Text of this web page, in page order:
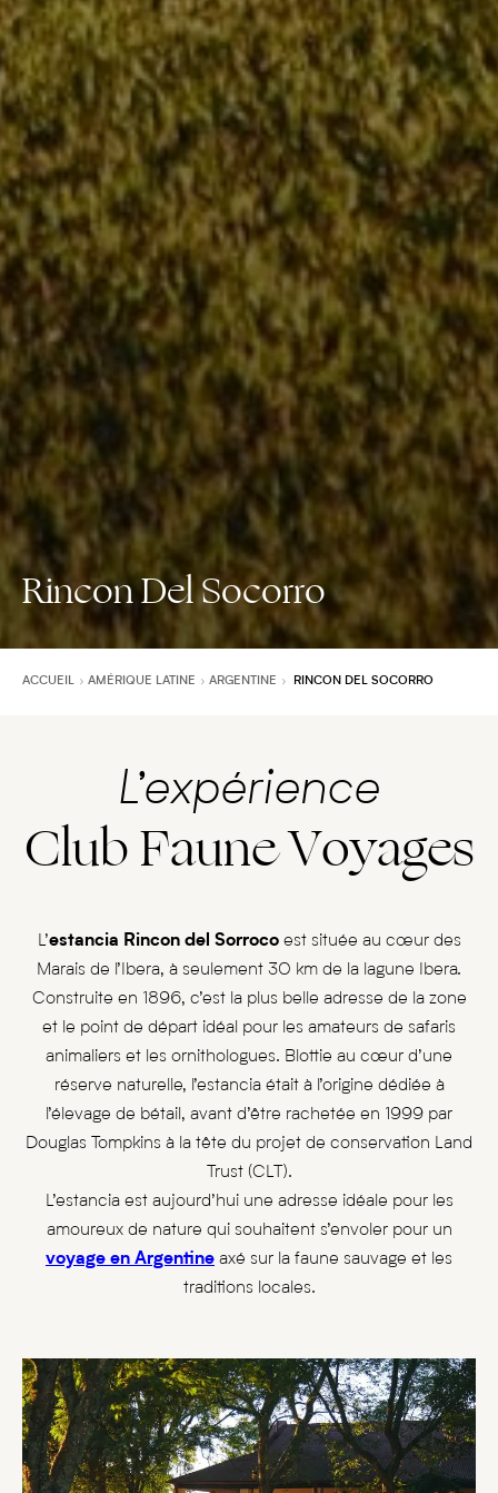
Rincon Del Socorro
ACCUEIL AMÉRIQUE LATINE ARGENTINE RINCON DEL SOCORRO
L’expérience
Club Faune Voyages
L’estancia Rincon del Sorrocoest située au cœur des
Marais de l’Ibera, à seulement 30 km de la lagune Ibera.
Construite en 1896, c’est la plus belle adresse de la zone
et le point de départ idéal pour les amateurs de safaris
animaliers et les ornithologues. Blottie au cœur d’une
réserve naturelle, l’estancia était à l’origine dédiée à
l’élevage de bétail, avant d’être rachetée en 1999 par
Douglas Tompkins à la tête du projet de conservation Land
Trust (CLT).
L’estancia est aujourd’hui une adresse idéale pour les
amoureux de nature qui souhaitent s’envoler pour un
voyage en Argentine axé sur la faune sauvage et les
traditions locales.